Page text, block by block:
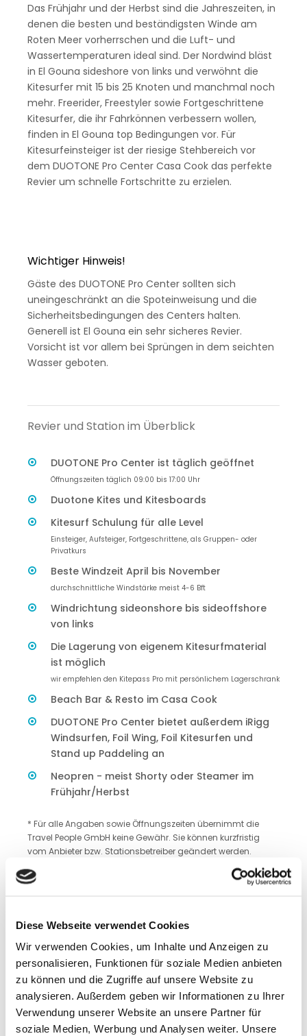
Diese Webseite verwendet Cookies
Wir verwenden Cookies, um Inhalte und Anzeigen zu
personalisieren, Funktionen für soziale Medien anbieten
zu können und die Zugriffe auf unsere Website zu
analysieren. Außerdem geben wir Informationen zu Ihrer
Verwendung unserer Website an unsere Partner für
soziale Medien, Werbung und Analysen weiter. Unsere
Das Frühjahr und der Herbst sind die Jahreszeiten, in
denen die besten und beständigsten Winde am
Roten Meer vorherrschen und die Luft- und
Wassertemperaturen ideal sind. Der Nordwind bläst
in El Gouna sideshore von links und verwöhnt die
Kitesurfer mit 15 bis 25 Knoten und manchmal noch
mehr. Freerider, Freestyler sowie Fortgeschrittene
Kitesurfer, die ihr Fahrkönnen verbessern wollen,
finden in El Gouna top Bedingungen vor. Für
Kitesurfeinsteiger ist der riesige Stehbereich vor
dem DUOTONE Pro Center Casa Cook das perfekte
Revier um schnelle Fortschritte zu erzielen.
Wichtiger Hinweis!
Gäste des DUOTONE Pro Center sollten sich
uneingeschränkt an die Spoteinweisung und die
Sicherheitsbedingungen des Centers halten.
Generell ist El Gouna ein sehr sicheres Revier.
Vorsicht ist vor allem bei Sprüngen in dem seichten
Wasser geboten.
Revier und Station im Überblick
DUOTONE Pro Center ist täglich geöffnet
Öffnungszeiten täglich 09:00 bis 17:00 Uhr
Duotone Kites und Kitesboards
Kitesurf Schulung für alle Level
Einsteiger, Aufsteiger, Fortgeschrittene, als Gruppen- oder
Privatkurs
Beste Windzeit April bis November
durchschnittliche Windstärke meist 4-6 Bft
Windrichtung sideonshore bis sideoffshore
von links
Die Lagerung von eigenem Kitesurfmaterial
ist möglich
wir empfehlen den Kitepass Pro mit persönlichem Lagerschrank
Beach Bar & Resto im Casa Cook
DUOTONE Pro Center bietet außerdem iRigg
Windsurfen, Foil Wing, Foil Kitesurfen und
Stand up Paddeling an
Neopren - meist Shorty oder Steamer im
Frühjahr/Herbst
* Für alle Angaben sowie Öffnungszeiten übernimmt die
Travel People GmbH keine Gewähr. Sie können kurzfristig
vom Anbieter bzw. Stationsbetreiber geändert werden.
Partner Windfinder